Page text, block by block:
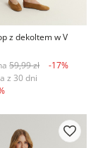
z dekoltem w V
59,99 zł
-17%
z 30 dni